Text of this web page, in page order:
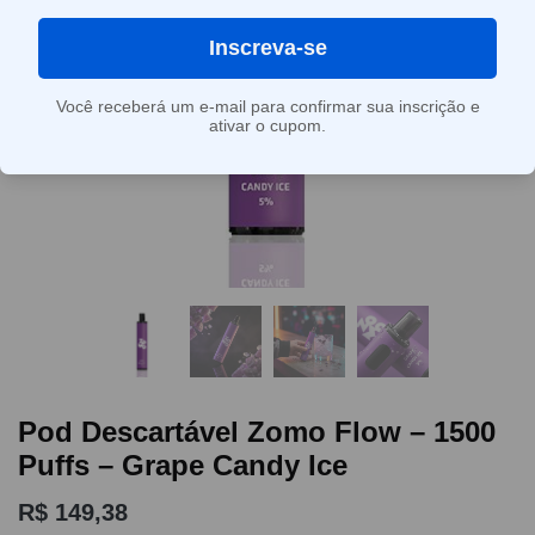
Pod Descartável Zomo Flow – 1500
Puffs – Grape Candy Ice
R$ 149,38
Inscreva-se
Você receberá um e-mail para confirmar sua inscrição e
ativar o cupom.